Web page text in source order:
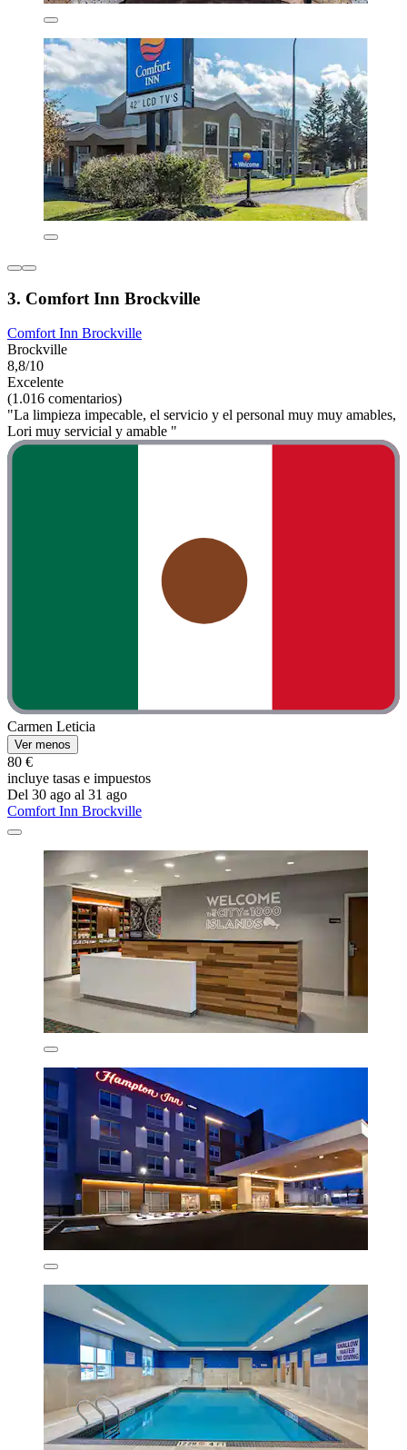
3. Comfort Inn Brockville
Comfort Inn Brockville
Brockville
8,8/10
Excelente
(1.016 comentarios)
"La limpieza impecable, el servicio y el personal muy muy amables,
Lori muy servicial y amable "
Carmen Leticia
Ver menos
80 €
incluye tasas e impuestos
Del 30 ago al 31 ago
Comfort Inn Brockville